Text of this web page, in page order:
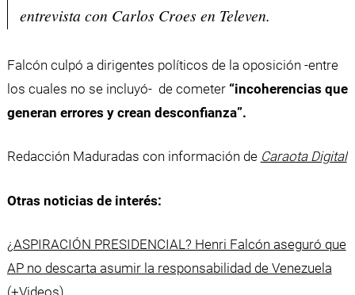
entrevista con Carlos Croes en Televen.
Falcón culpó a dirigentes políticos de la oposición -entre
los cuales no se incluyó- de cometer“incoherencias que
generan errores y crean desconfianza”.
Redacción Maduradas con información de Caraota Digital
Otras noticias de interés:
¿ASPIRACIÓN PRESIDENCIAL? Henri Falcón aseguró que
AP no descarta asumir la responsabilidad de Venezuela